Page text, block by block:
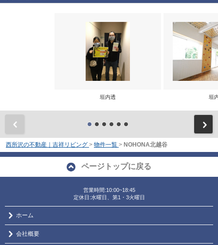
垣内透 垣
西所沢の不動産｜吉祥リビング > 物件一覧 > NOHONA北越谷
ページトップに戻る
営業時間:10:00~18:45
定休日:水曜日、第1・3火曜日
ホーム
会社概要